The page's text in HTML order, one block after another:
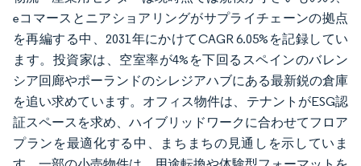
eコマースとニアショアリングがサプライチェーンの拠点
を再編する中、2031年にかけてCAGR 6.05%を記録してい
ます。投資家は、空室率が4%を下回るスペインのバレン
シア回廊やポーランドのシレジアハブにある最新鋭の倉庫
を追い求めています。オフィス物件は、テナントがESG認
証スペースを求め、ハイブリッドワークに合わせてフロア
プランを最適化する中、まちまちの見通しを示していま